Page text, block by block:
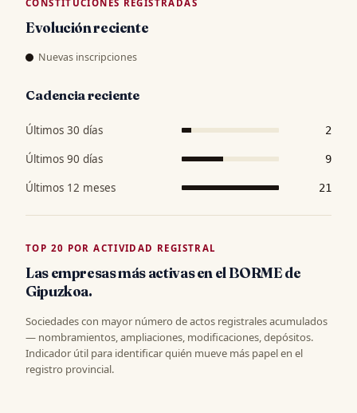
CONSTITUCIONES REGISTRADAS
Evolución reciente
Nuevas inscripciones
Cadencia reciente
Últimos 30 días 2
Últimos 90 días 9
Últimos 12 meses 21
TOP 20 POR ACTIVIDAD REGISTRAL
Las empresas más activas en el BORME de
Gipuzkoa.
Sociedades con mayor número de actos registrales acumulados
— nombramientos, ampliaciones, modificaciones, depósitos.
Indicador útil para identificar quién mueve más papel en el
registro provincial.